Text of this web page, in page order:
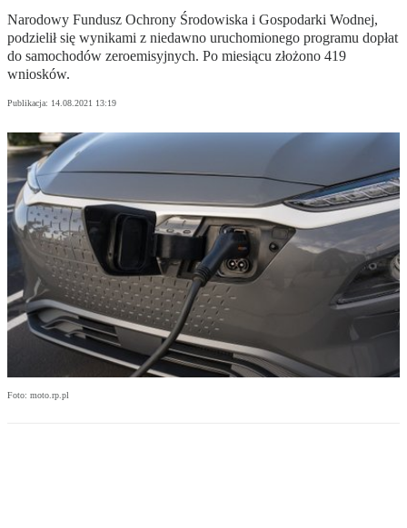
Narodowy Fundusz Ochrony Środowiska i Gospodarki Wodnej,
podzielił się wynikami z niedawno uruchomionego programu dopłat
do samochodów zeroemisyjnych. Po miesiącu złożono 419
wniosków.
Publikacja: 14.08.2021 13:19
Foto: moto.rp.pl